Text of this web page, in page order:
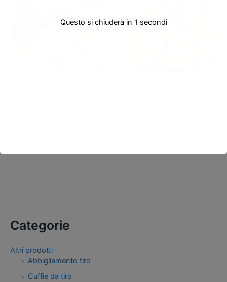
Categorie
Altri prodotti
Abbigliamento tiro
Cuffie da tiro
Questo si chiuderà in 0 secondi